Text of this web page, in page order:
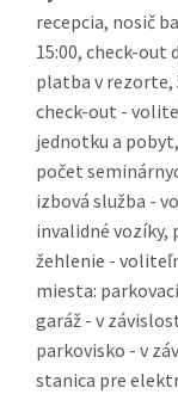
recepcia, nosič
15:00, check-out
platba v rezorte,
check-out -
jednotku a
počet
izbová služba -
invalidné
žehlenie -
miesta:
garáž - v
parkovisko - v
stanica pre